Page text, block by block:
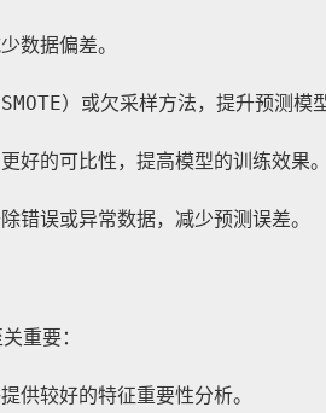
数据偏差。
）或欠采样方法，提升预测模
好的可比性，提高模型的训练效果。
错误或异常数据，减少预测误差。
重要：
供较好的特征重要性分析。